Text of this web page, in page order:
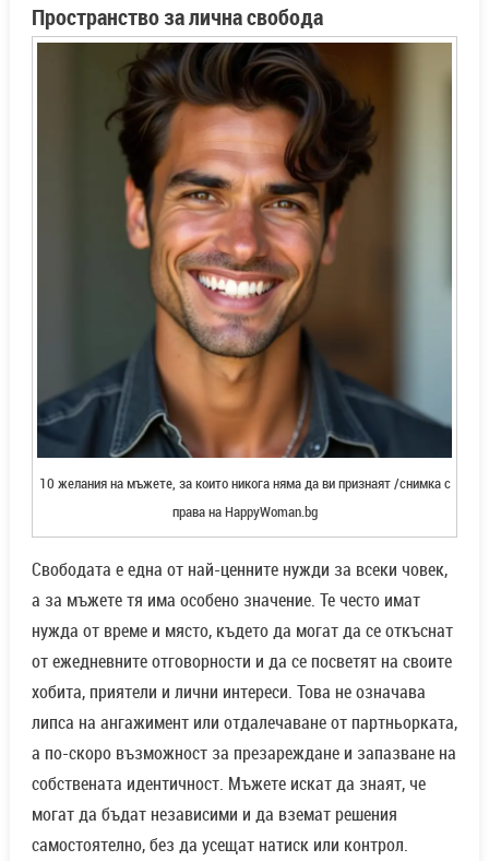
Пространство за лична свобода
10 желания на мъжете, за които никога няма да ви признаят /снимка с
права на HappyWoman.bg
Свободата е една от най-ценните нужди за всеки човек,
а за мъжете тя има особено значение. Те често имат
нужда от време и място, където да могат да се откъснат
от ежедневните отговорности и да се посветят на своите
хобита, приятели и лични интереси. Това не означава
липса на ангажимент или отдалечаване от партньорката,
а по-скоро възможност за презареждане и запазване на
собствената идентичност. Мъжете искат да знаят, че
могат да бъдат независими и да вземат решения
самостоятелно, без да усещат натиск или контрол.